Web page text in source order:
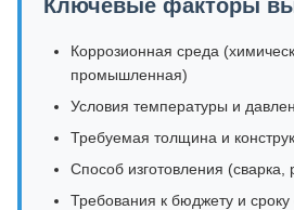
Ключевые факторы
Коррозионная среда
промышленная)
Условия температуры и
Требуемая толщина и
Способ изготовления (сварка,
Требования к бюджету и